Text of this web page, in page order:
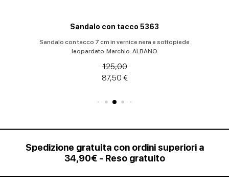
Sandalo con tacco 5363
Sandalo con tacco 7 cm in vernice nera e sottopiede
leopardato. Marchio: ALBANO
125,00
87,50 €
Spedizione gratuita con ordini superiori a
34,90€ - Reso gratuito